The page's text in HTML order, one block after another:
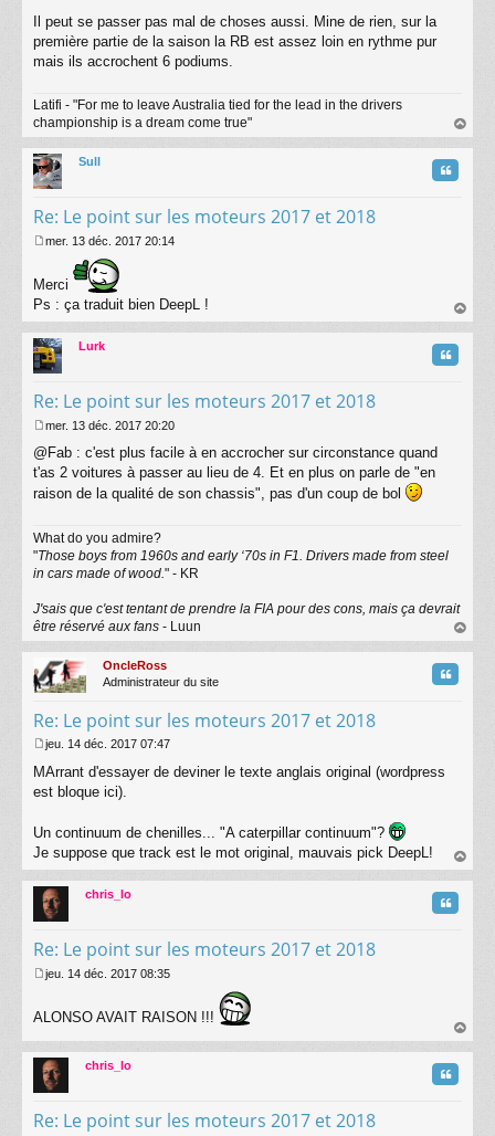
e
s
e
Il peut se passer pas mal de choses aussi. Mine de rien, sur la
première partie de la saison la RB est assez loin en rythme pur
mais ils accrochent 6 podiums.
Latifi - "For me to leave Australia tied for the lead in the drivers
championship is a dream come true"
au
Sull
Re: Le point sur les moteurs 2017 et 2018
Citation
s
s
a
g
e
mer. 13 déc. 2017 20:14
Merci
Ps : ça traduit bien DeepL !
au
Lurk
Re: Le point sur les moteurs 2017 et 2018
Citation
e
s
s
e
mer. 13 déc. 2017 20:20
@Fab : c'est plus facile à en accrocher sur circonstance quand
t'as 2 voitures à passer au lieu de 4. Et en plus on parle de "en
raison de la qualité de son chassis", pas d'un coup de bol
What do you admire?
"Those boys from 1960s and early ‘70s in F1. Drivers made from steel
in cars made of wood. " - KR
J'sais que c'est tentant de prendre la FIA pour des cons, mais ça devrait
être réservé aux fans - Luun
au
OncleRoss
Administrateur du site
Re: Le point sur les moteurs 2017 et 2018
Citation
e
s
g
e
jeu. 14 déc. 2017 07:47
MArrant d'essayer de deviner le texte anglais original (wordpress
est bloque ici).
Un continuum de chenilles... "A caterpillar continuum"?
Je suppose que track est le mot original, mauvais pick DeepL!
au
chris_lo
Re: Le point sur les moteurs 2017 et 2018
Citation
s
a
g
e
jeu. 14 déc. 2017 08:35
ALONSO AVAIT RAISON !!!
au
chris_lo
Re: Le point sur les moteurs 2017 et 2018
Citation